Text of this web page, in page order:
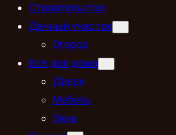
Строительство
Дачный участок
Огород
Всё для дома
Двери
Мебель
Окна